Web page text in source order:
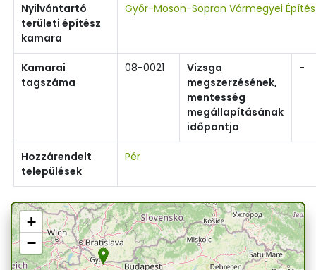
Nyilvántartó
területi építész
kamara
Győr-Moson-Sopron Vármegyei
Kamarai
tagszáma
08-0021
Vizsga
megszerzésének,
mentesség
megállapításának
időpontja
-
Hozzárendelt
települések
Pér
+
−